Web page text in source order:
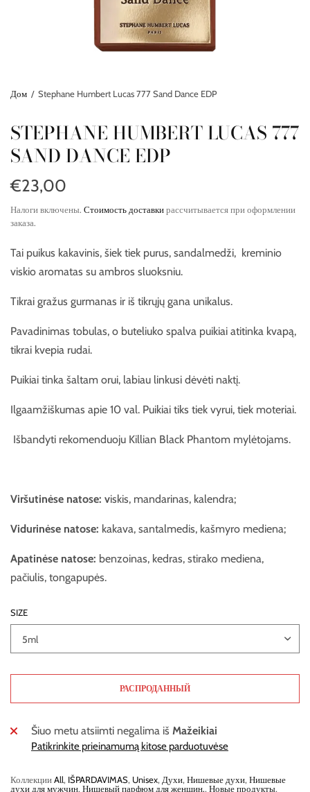
Дом / Stephane Humbert Lucas 777 Sand Dance EDP
STEPHANE HUMBERT LUCAS 777
SAND DANCE EDP
€23,00
Налоги включены. Стоимость доставкирассчитывается при оформлении
заказа.
Tai puikus kakavinis, šiek tiek purus, sandalmedži, kreminio
viskio aromatas su ambros sluoksniu.
Tikrai gražus gurmanas ir iš tikrųjų gana unikalus.
Pavadinimas tobulas, o buteliuko spalva puikiai atitinka kvapą,
tikrai kvepia rudai.
Puikiai tinka šaltam orui, labiau linkusi dėvėti naktį.
Ilgaamžiškumas apie 10 val. Puikiai tiks tiek vyrui, tiek moteriai.
Išbandyti rekomenduoju Killian Black Phantom mylėtojams.
Viršutinėse natose: viskis, mandarinas, kalendra;
Vidurinėse natose: kakava, santalmedis, kašmyro mediena;
Apatinėse natose: benzoinas, kedras, stirako mediena,
pačiulis, tongapupės.
SIZE
РАСПРОДАННЫЙ
Šiuo metu atsiimti negalima išMažeikiai
Patikrinkite prieinamumą kitose parduotuvėse
КоллекцииAll, IŠPARDAVIMAS, Unisex, Духи, Нишевые духи, Нишевые
духи для мужчин, Нишевый парфюм для женщин., Новые продукты,